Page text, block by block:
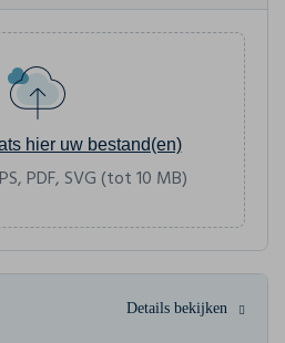
hier uw bestand(en)
PDF, SVG (tot 10 MB)
Details bekijken